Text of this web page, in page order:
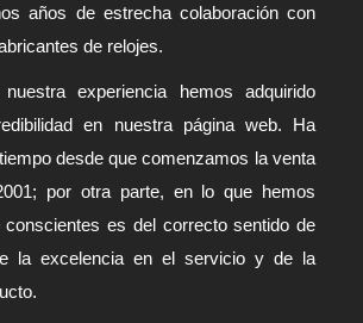
años de estrecha colaboración con
de relojes.
experiencia hemos adquirido
en nuestra página web. Ha
desde que comenzamos la venta
por otra parte, en lo que hemos
conscientes es del correcto sentido de
la excelencia en el servicio y de la